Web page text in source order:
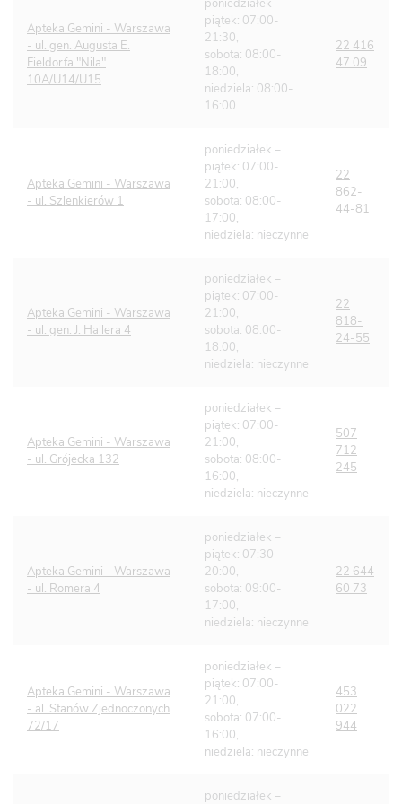
Apteka Gemini - Warszawa
- ul. gen. Augusta E.
Fieldorfa "Nila"
10A/U14/U15
poniedziałek –
piątek: 07:00-
21:30,
sobota: 08:00-
18:00,
niedziela: 08:00-
16:00
22 416
47 09
Apteka Gemini - Warszawa
- ul. Szlenkierów 1
poniedziałek –
piątek: 07:00-
21:00,
sobota: 08:00-
17:00,
niedziela: nieczynne
22
862-
44-81
Apteka Gemini - Warszawa
- ul. gen. J. Hallera 4
poniedziałek –
piątek: 07:00-
21:00,
sobota: 08:00-
18:00,
niedziela: nieczynne
22
818-
24-55
Apteka Gemini - Warszawa
- ul. Grójecka 132
poniedziałek –
piątek: 07:00-
21:00,
sobota: 08:00-
16:00,
niedziela: nieczynne
507
712
245
Apteka Gemini - Warszawa
- ul. Romera 4
poniedziałek –
piątek: 07:30-
20:00,
sobota: 09:00-
17:00,
niedziela: nieczynne
22 644
60 73
Apteka Gemini - Warszawa
- al. Stanów Zjednoczonych
72/17
poniedziałek –
piątek: 07:00-
21:00,
sobota: 07:00-
16:00,
niedziela: nieczynne
453
022
944
poniedziałek –